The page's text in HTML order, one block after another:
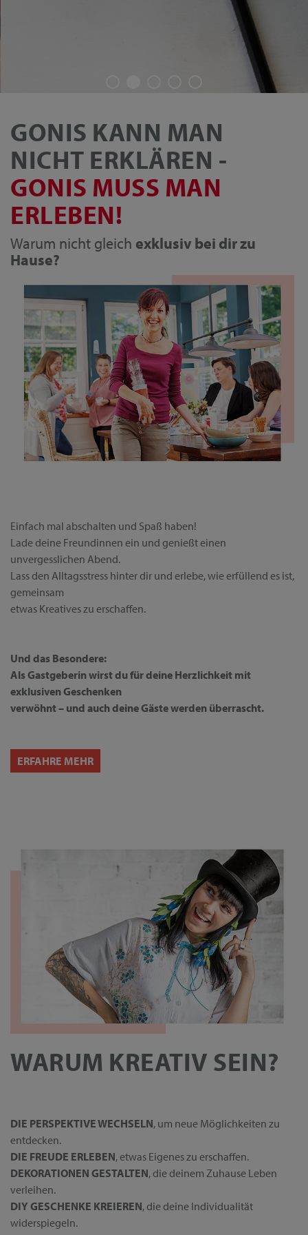
GONIS KANN MAN
NICHT ERKLÄREN -
GONIS MUSS MAN
ERLEBEN!
Warum nicht gleich exklusiv bei dir zu
Hause?
Einfach mal abschalten und Spaß haben!
Lade deine Freundinnen ein und genießt einen
unvergesslichen Abend.
Lass den Alltagsstress hinter dir und erlebe, wie erfüllend es ist,
gemeinsam
etwas Kreatives zu erschaffen.
Und das Besondere:
Als Gastgeberin wirst du für deine Herzlichkeit mit
exklusiven Geschenken
verwöhnt – und auch deine Gäste werden überrascht.
ERFAHRE MEHR
WARUM KREATIV SEIN?
DIE PERSPEKTIVE WECHSELN, um neue Möglichkeiten zu
entdecken.
DIE FREUDE ERLEBEN, etwas Eigenes zu erschaffen.
DEKORATIONEN GESTALTEN, die deinem Zuhause Leben
verleihen.
DIY GESCHENKE KREIEREN, die deine Individualität
widerspiegeln.